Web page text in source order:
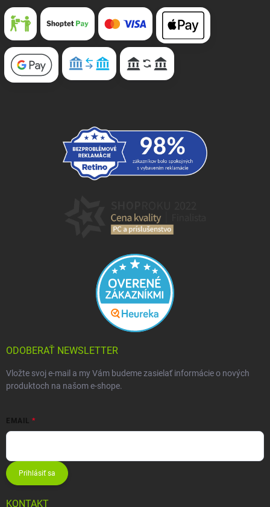
ODOBERAŤ NEWSLETTER
Vložte svoj e-mail a my Vám budeme zasielať informácie o nových
produktoch na našom e-shope.
EMAIL
Prihlásiť sa
KONTAKT